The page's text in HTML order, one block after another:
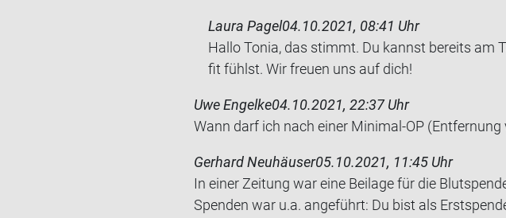
Laura Pagel04.10.2021, 08:41 Uhr
Hallo Tonia, das stimmt. Du kannst bereits am
fit fühlst. Wir freuen uns auf dich!
Uwe Engelke04.10.2021, 22:37 Uhr
Wann darf ich nach einer Minimal-​OP
Gerhard Neuhäuser05.10.2021, 11:45 Uhr
In einer Zei­tung war eine Bei­la­ge für die
Spen­den war u.a. an­ge­führt: Du bist als